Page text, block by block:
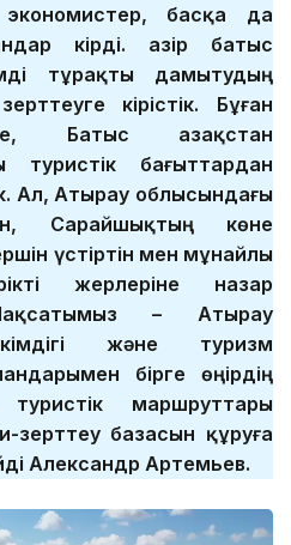
басқа да
кірді. Қазір батыс
тұрақты дамытудың
кірістік. Бұған
Батыс Қазақстан
туристік бағыттардан
Ал, Атырау облысындағы
Сарайшықтың көне
үстіртін мен мұнайлы
жерлеріне назар
– Атырау
және туризм
бірге өңірдің
маршруттары
зерттеу базасын құруға
Александр Артемьев.